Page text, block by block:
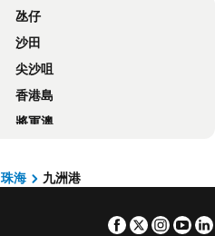
金龍酒店
澳門金沙城中心康萊德酒店
澳門新麗華酒店
麗景灣藝術酒店
Andaz Macau, by Hyatt
Holiday Inn Express Macau City Centre By Ihg
氹仔
沙田
尖沙咀
香港島
將軍澳
南山區
珠海 九洲港
Facebook
Twitter